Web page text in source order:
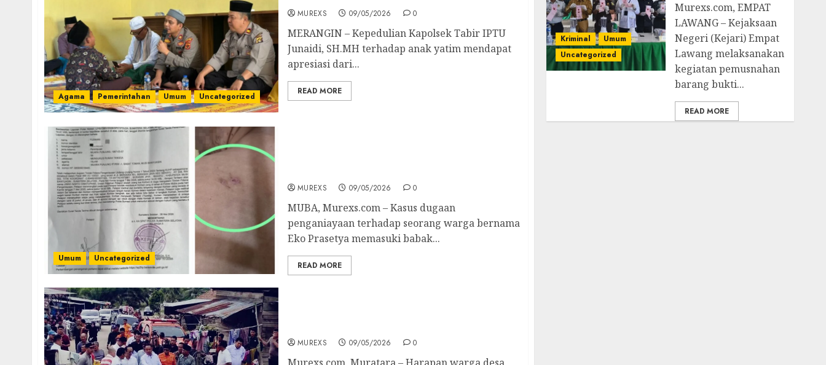
Agama Pemerintahan Umum Uncategorized
MUREXS 09/05/2026 0
MERANGIN – Kepedulian Kapolsek Tabir IPTU
Junaidi, SH.MH terhadap anak yatim mendapat
apresiasi dari...
READ MORE
Umum Uncategorized
MUREXS 09/05/2026 0
MUBA, Murexs.com – Kasus dugaan
penganiayaan terhadap seorang warga bernama
Eko Prasetya memasuki babak...
READ MORE
MUREXS 09/05/2026 0
Kriminal
Umum
Uncategorized
‎Murexs.com, EMPAT
LAWANG – Kejaksaan
Negeri (Kejari) Empat
Lawang melaksanakan
kegiatan pemusnahan
barang bukti...
READ MORE